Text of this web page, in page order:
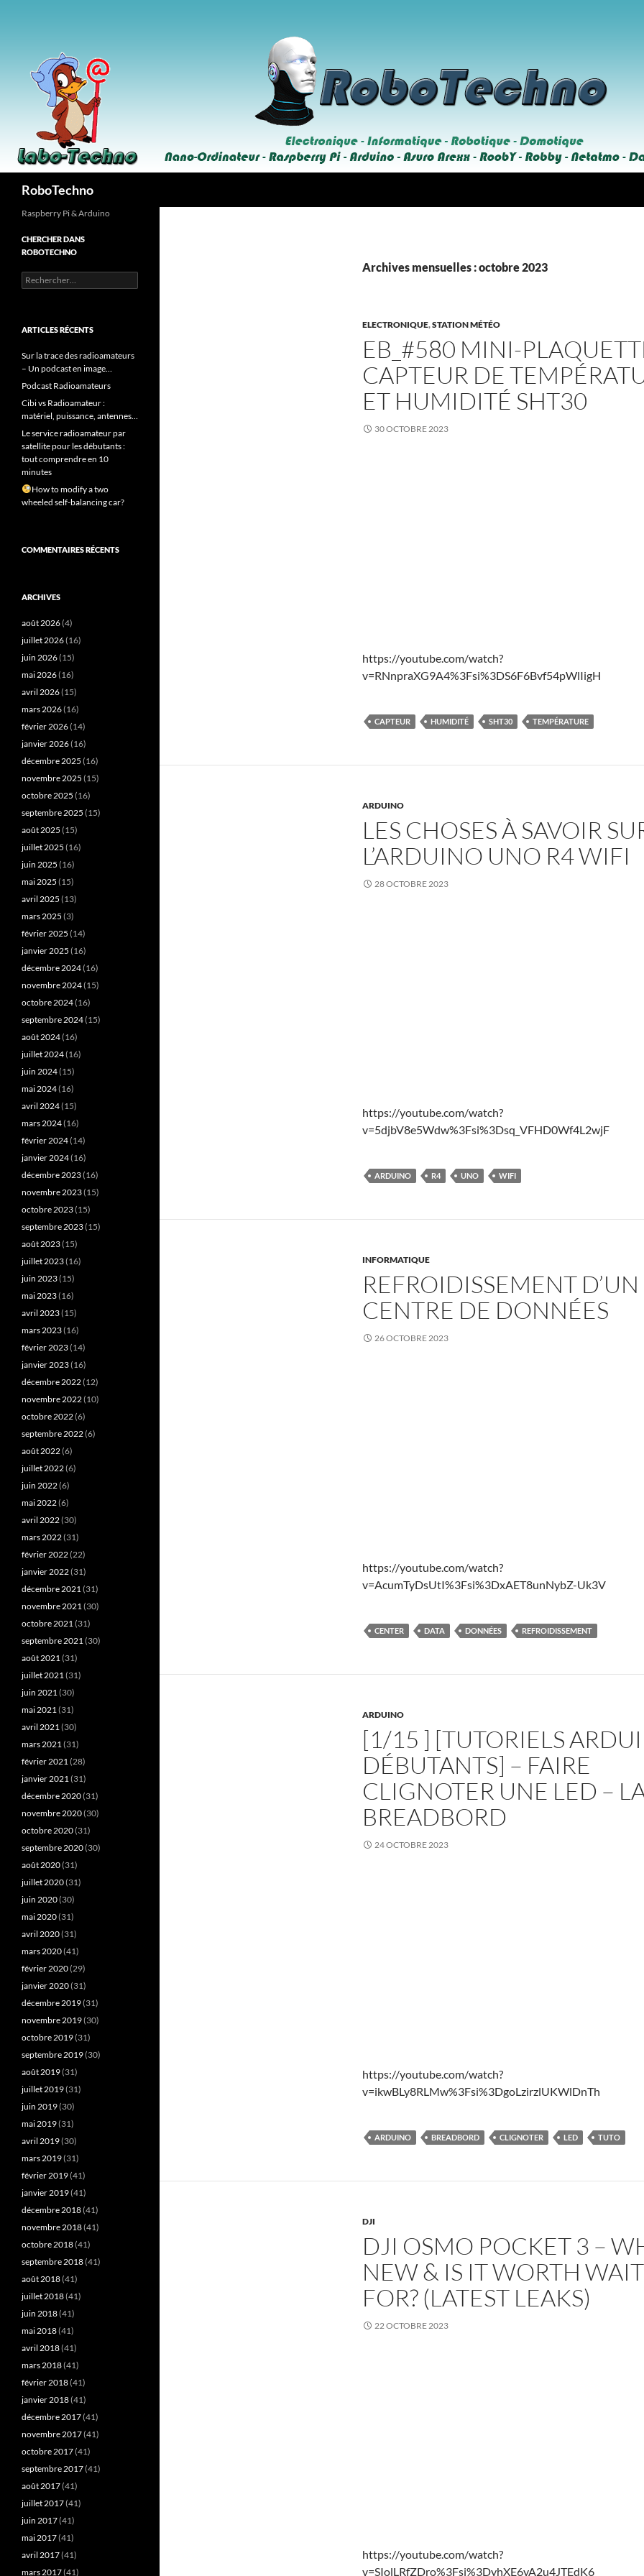
RoboTechno
Archives mensuelles : octobre 2023
ELECTRONIQUE,STATION MÉTÉO
EB_#580 MINI-
CAPTEUR DE
ET HUMIDITÉ SHT30
30 OCTOBRE 2023
https://youtube.com/watch?
v=RNnpraXG9A4%3Fsi%3DS6F6Bvf54pWlIigH
CAPTEUR HUMIDITÉ SHT30 TEMPÉRATURE
ARDUINO
LES CHOSES À SAVOIR
L’ARDUINO UNO R4 WIFI
28 OCTOBRE 2023
https://youtube.com/watch?
v=5djbV8e5Wdw%3Fsi%3Dsq_VFHD0Wf4L2wjF
ARDUINO R4 UNO WIFI
INFORMATIQUE
REFROIDISSEMENT D’UN
CENTRE DE DONNÉES
26 OCTOBRE 2023
https://youtube.com/watch?
v=AcumTyDsUtI%3Fsi%3DxAET8unNybZ-Uk3V
CENTER DATA DONNÉES REFROIDISSEMENT
ARDUINO
[1/15 ] [TUTORIELS
DÉBUTANTS] – FAIRE
CLIGNOTER UNE LED –
BREADBORD
24 OCTOBRE 2023
https://youtube.com/watch?
v=ikwBLy8RLMw%3Fsi%3DgoLzirzlUKWlDnTh
ARDUINO BREADBORD CLIGNOTER LED TUTO
DJI
DJI OSMO POCKET 3 –
NEW & IS IT WORTH
FOR? (LATEST LEAKS)
22 OCTOBRE 2023
https://youtube.com/watch?
v=SIolLRfZDro%3Fsi%3DyhXE6yA2u4JTEdK6
Raspberry Pi & Arduino
CHERCHER DANS
ROBOTECHNO
Rechercher :
ARTICLES RÉCENTS
Sur la trace des radioamateurs
– Un podcast en image…
Podcast Radioamateurs
Cibi vs Radioamateur :
matériel, puissance, antennes…
Le service radioamateur par
satellite pour les débutants :
tout comprendre en 10
minutes
How to modify a two
wheeled self-balancing car?
COMMENTAIRES RÉCENTS
ARCHIVES
août 2026(4)
juillet 2026(16)
juin 2026(15)
mai 2026(16)
avril 2026(15)
mars 2026(16)
février 2026(14)
janvier 2026(16)
décembre 2025 (16)
novembre 2025 (15)
octobre 2025 (16)
septembre 2025 (15)
août 2025 (15)
juillet 2025 (16)
juin 2025 (16)
mai 2025 (15)
avril 2025 (13)
mars 2025 (3)
février 2025 (14)
janvier 2025 (16)
décembre 2024(16)
novembre 2024(15)
octobre 2024(16)
septembre 2024(15)
août 2024(16)
juillet 2024(16)
juin 2024(15)
mai 2024(16)
avril 2024(15)
mars 2024(16)
février 2024(14)
janvier 2024(16)
décembre 2023(16)
novembre 2023(15)
octobre 2023(15)
septembre 2023(15)
août 2023(15)
juillet 2023(16)
juin 2023(15)
mai 2023(16)
avril 2023(15)
mars 2023(16)
février 2023(14)
janvier 2023(16)
décembre 2022(12)
novembre 2022(10)
octobre 2022(6)
septembre 2022(6)
août 2022(6)
juillet 2022(6)
juin 2022(6)
mai 2022(6)
avril 2022(30)
mars 2022(31)
février 2022(22)
janvier 2022(31)
décembre 2021(31)
novembre 2021(30)
octobre 2021(31)
septembre 2021(30)
août 2021(31)
juillet 2021(31)
juin 2021(30)
mai 2021(31)
avril 2021(30)
mars 2021(31)
février 2021(28)
janvier 2021(31)
décembre 2020(31)
novembre 2020(30)
octobre 2020(31)
septembre 2020(30)
août 2020(31)
juillet 2020(31)
juin 2020(30)
mai 2020(31)
avril 2020(31)
mars 2020(41)
février 2020(29)
janvier 2020(31)
décembre 2019(31)
novembre 2019(30)
octobre 2019(31)
septembre 2019(30)
août 2019(31)
juillet 2019(31)
juin 2019(30)
mai 2019(31)
avril 2019(30)
mars 2019(31)
février 2019(41)
janvier 2019(41)
décembre 2018(41)
novembre 2018(41)
octobre 2018(41)
septembre 2018(41)
août 2018(41)
juillet 2018(41)
juin 2018(41)
mai 2018(41)
avril 2018(41)
mars 2018(41)
février 2018(41)
janvier 2018(41)
décembre 2017(41)
novembre 2017(41)
octobre 2017(41)
septembre 2017(41)
août 2017(41)
juillet 2017(41)
juin 2017(41)
mai 2017(41)
avril 2017(41)
mars 2017(41)